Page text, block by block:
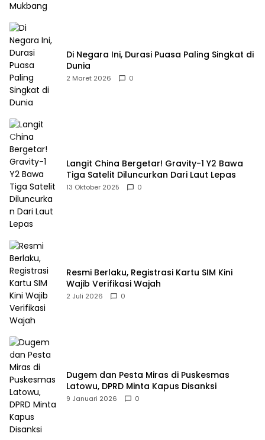
Di Negara Ini, Durasi Puasa Paling Singkat di
Dunia
2 Maret 2026 0
Langit China Bergetar! Gravity-1 Y2 Bawa
Tiga Satelit Diluncurkan Dari Laut Lepas
13 Oktober 2025 0
Resmi Berlaku, Registrasi Kartu SIM Kini
Wajib Verifikasi Wajah
2 Juli 2026 0
Dugem dan Pesta Miras di Puskesmas
Latowu, DPRD Minta Kapus Disanksi
9 Januari 2026 0